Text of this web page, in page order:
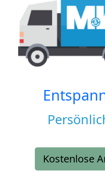
Kostenlose